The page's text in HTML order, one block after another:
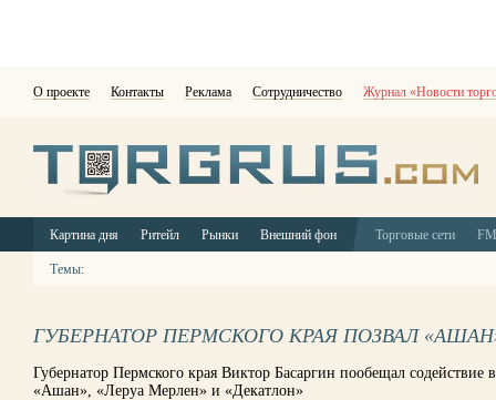
О проекте Контакты Реклама Сотрудничество Журнал «Новости
Картина дня Ритейл Рынки Внешний фон Торговые сети
Темы:
ГУБЕРНАТОР ПЕРМСКОГО КРАЯ ПОЗВАЛ
Губернатор Пермского края Виктор Басаргин пообещал
«Ашан», «Леруа Мерлен» и «Декатлон»